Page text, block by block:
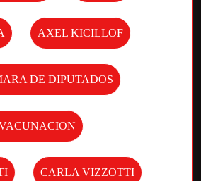
AXEL KICILLOF
DE DIPUTADOS
CARLA VIZZOTTI